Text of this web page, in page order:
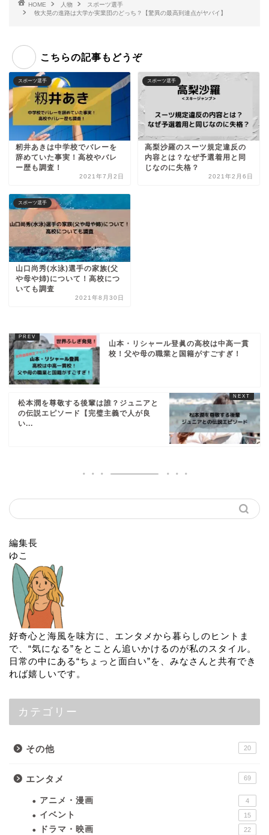
HOME 人物
スポーツ選手
牧大晃の進路は大学か実業団のどっち？【驚異の最高到達点がヤバイ】
こちらの記事もどうぞ
スポーツ選手
籾井あきは中学校でバレーを
辞めていた事実！高校やバレ
ー歴も調査！
2021年7月2日
スポーツ選手
高梨沙羅のスーツ規定違反の
内容とは？なぜ予選着用と同
じなのに失格？
2021年2月6日
スポーツ選手
山口尚秀(水泳)選手の家族(父
や母や姉)について！高校につ
いても調査
2021年8月30日
山本・リシャール登眞の高校は中高一貫
校！父や母の職業と国籍がすごすぎ！
松本潤を尊敬する後輩は誰？ジュニアと
の伝説エピソード【完璧主義で人が良
い...
編集長
ゆこ
好奇心と海風を味方に、エンタメから暮らしのヒントま
で、“気になる”をとことん追いかけるのが私のスタイル。
日常の中にある“ちょっと面白い”を、みなさんと共有でき
れば嬉しいです。
カテゴリー
その他 20
エンタメ 69
アニメ・漫画 4
イベント 15
ドラマ・映画 22